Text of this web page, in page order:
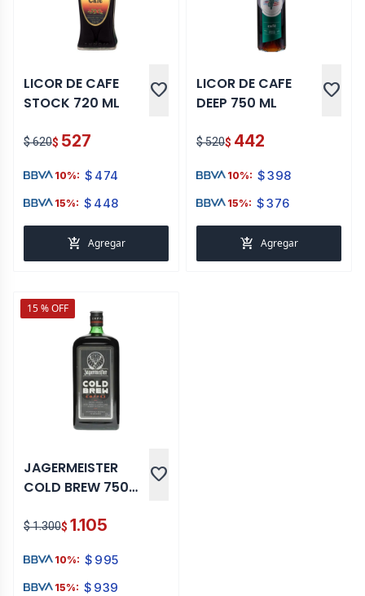
LICOR DE CAFE
STOCK 720 ML
favorite
$ 620$ 527
10%: $ 474
15%: $ 448
add_shopping_cart Agregar
LICOR DE CAFE
DEEP 750 ML
favorite
$ 520$ 442
10%: $398
15%: $376
add_shopping_cart Agregar
15 % OFF
JAGERMEISTER
COLD BREW 750
favorite
$ 1.300$ 1.105
10%: $ 995
15%: $ 939